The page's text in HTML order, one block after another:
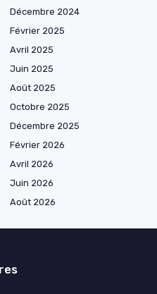
Décembre 2024
Février 2025
Avril 2025
Juin 2025
Août 2025
Octobre 2025
Décembre 2025
Février 2026
Avril 2026
Juin 2026
Août 2026